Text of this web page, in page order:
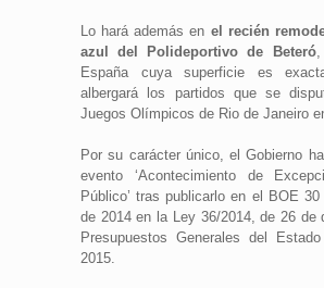
Lo hará además en el recién
azul del Polideportivo de Beteró,
España cuya superficie es
albergará los partidos que se
Juegos Olímpicos de Rio de Janeiro
Por su carácter único, el Gobierno
evento ‘Acontecimiento de
Público’ tras publicarlo en el BOE
de 2014 en la Ley 36/2014, de 26 de
Presupuestos Generales del
2015.